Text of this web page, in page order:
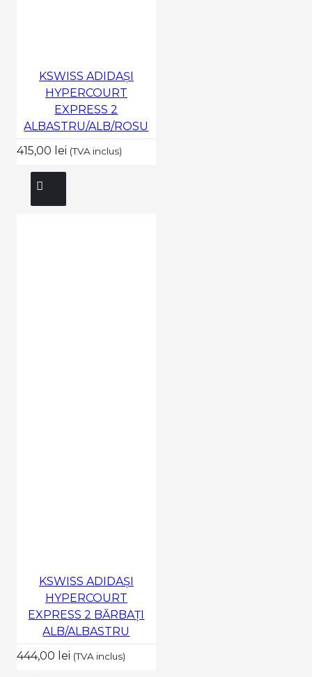
KSWISS ADIDAȘI
HYPERCOURT
EXPRESS 2
ALBASTRU/ALB/ROSU
415,00 lei (TVA inclus)
KSWISS ADIDAȘI
HYPERCOURT
EXPRESS 2 BĂRBAȚI
ALB/ALBASTRU
444,00 lei (TVA inclus)